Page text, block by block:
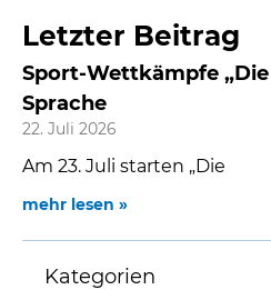
Letzter Beitrag
Sport-Wettkämpfe
Sprache
22. Juli 2026
Am 23. Juli starten „Die
mehr lesen »
Kategorien